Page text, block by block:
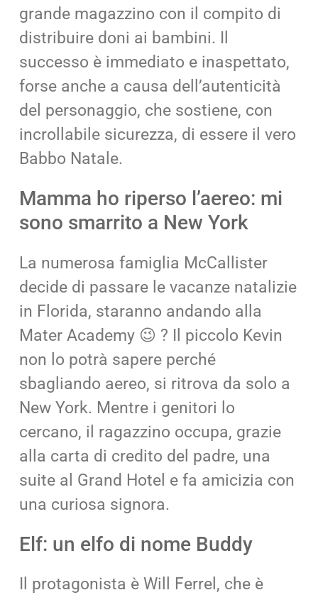
grande magazzino con il compito di
distribuire doni ai bambini. Il
successo è immediato e inaspettato,
forse anche a causa dell’autenticità
del personaggio, che sostiene, con
incrollabile sicurezza, di essere il vero
Babbo Natale.
Mamma ho riperso l’aereo: mi
sono smarrito a New York
La numerosa famiglia McCallister
decide di passare le vacanze natalizie
in Florida, staranno andando alla
Mater Academy 😉 ? Il piccolo Kevin
non lo potrà sapere perché
sbagliando aereo, si ritrova da solo a
New York. Mentre i genitori lo
cercano, il ragazzino occupa, grazie
alla carta di credito del padre, una
suite al Grand Hotel e fa amicizia con
una curiosa signora.
Elf: un elfo di nome Buddy
Il protagonista è Will Ferrel, che è